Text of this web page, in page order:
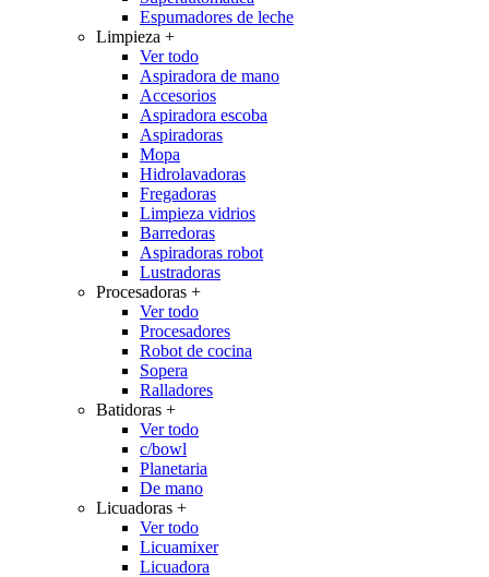
Espumadores de leche
Limpieza +
Ver todo
Aspiradora de mano
Accesorios
Aspiradora escoba
Aspiradoras
Mopa
Hidrolavadoras
Fregadoras
Limpieza vidrios
Barredoras
Aspiradoras robot
Lustradoras
Procesadoras +
Ver todo
Procesadores
Robot de cocina
Sopera
Ralladores
Batidoras +
Ver todo
c/bowl
Planetaria
De mano
Licuadoras +
Ver todo
Licuamixer
Licuadora